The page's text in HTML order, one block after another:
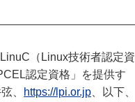
（Linux技術者認定資
認定資格」を提供す
、
https://lpi.or.jp 、以下、